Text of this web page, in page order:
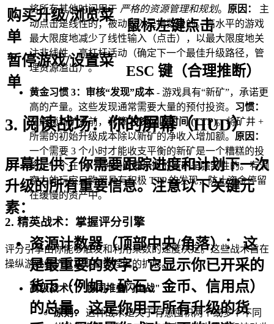
购买升级/浏览菜
单
鼠标左键点击
暂停游戏/设置菜
单
ESC 键（合理推断）
3. 阅读战场：你的屏幕（HUD）
屏幕提供了你需要跟踪进度和计划下一次
升级的所有重要信息。注意以下关键元
素：
资源计数器（顶部中央/角落）：这
是最重要的数字。它显示你已开采的
货币（例如，矿石、金币、信用点）
的总量。这是你用于所有升级的货
将所有其他时间用于 严格的资源管理和规划。 原因：
主
动点击是线性的；被动收入是指数级的。高水平的游戏
最大限度地减少了线性输入（点击），以最大限度地关
注非线性、高杠杆活动（确定下一个最佳升级路径，管
理资源溢出）。
黄金习惯 3：审核“发现”成本- 游戏具有“新矿”，承诺更
高的产量。这些发现通常需要大量的预付投资。 习惯：
在解锁新矿之前，计算投资回收时间 (TTP)。将矿井 +
所需的初始升级成本除以新矿的净收入增加额。 原因：
一个需要 3 个小时才能收支平衡的新矿是一个糟糕的投
资；一个在 30 分钟内收支平衡的新矿是强制性的。有洞
察力的玩家只购买具有积极 TTP 的发现，防止资金停留
在缓慢的资产中。
2. 精英战术：掌握评分引擎
评分引擎由你能够触发和利用乘数的速度决定。这些战术旨在
操纵游戏经济以实现最大程度的扩展。
高级战术： "协同堆叠闪电战"
原则： 这种战术是关于有意囤积两个或多个不同